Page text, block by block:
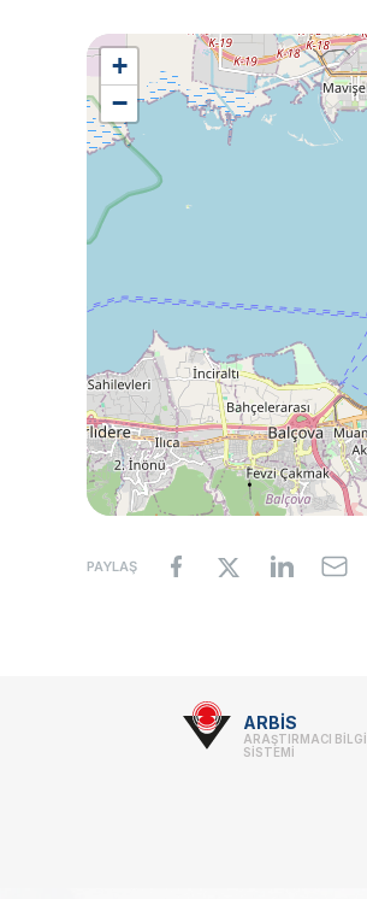
+
−
PAYLAŞ
ARBİS
ARAŞTIRMACI BİLGİ
SİSTEMİ